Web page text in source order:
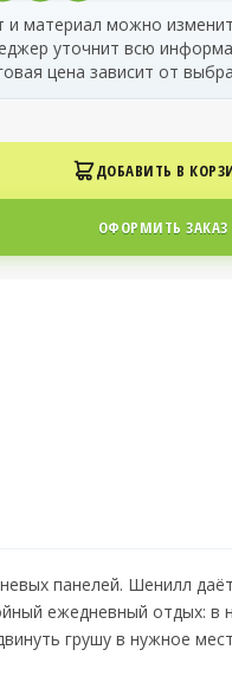
и материал можно
уточнит всю
цена зависит от
ДОБАВИТЬ В
ОФОРМИТЬ ЗАКАЗ
панелей. Шенилл
ежедневный отдых: в
грушу в нужное